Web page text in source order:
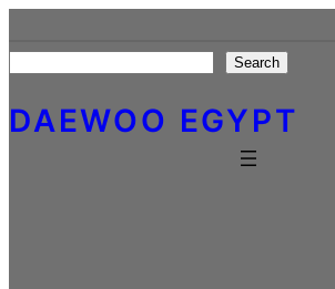
to
content
Search
DAEWOO EGYPT